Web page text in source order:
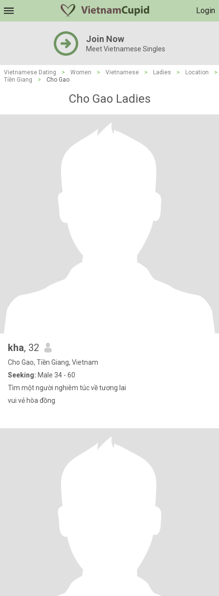
Login
Join Now
Meet Vietnamese Singles
Vietnamese Dating > Women > Vietnamese > Ladies > Location
>
Tiền Giang
> Cho Gao
Cho Gao Ladies
kha, 32
Cho Gao, Tiền Giang, Vietnam
Seeking: Male 34 - 60
Tìm một người nghiêm túc về tương lai
vui vẻ hòa đồng